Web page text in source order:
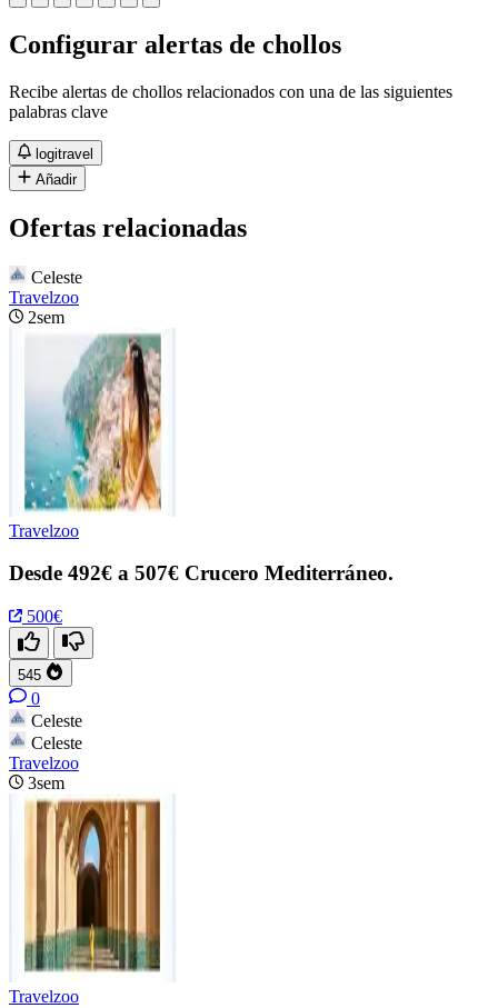
Configurar alertas de chollos
Recibe alertas de chollos relacionados con una de las siguientes
palabras clave
logitravel
Añadir
Ofertas relacionadas
Celeste
Travelzoo
2sem
Travelzoo
Desde 492€ a 507€ Crucero Mediterráneo.
500€
545
0
Celeste
Celeste
Travelzoo
3sem
Travelzoo